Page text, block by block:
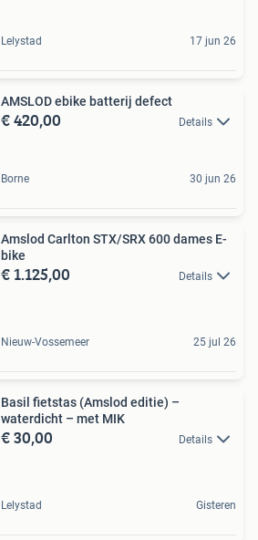
Lelystad 17 jun 26
AMSLOD ebike batterij defect
€ 420,00 Details
Borne 30 jun 26
Amslod Carlton STX/SRX 600 dames E-
bike
€ 1.125,00 Details
Nieuw-Vossemeer 25 jul 26
Basil fietstas (Amslod editie) –
waterdicht – met MIK
€ 30,00 Details
Lelystad Gisteren